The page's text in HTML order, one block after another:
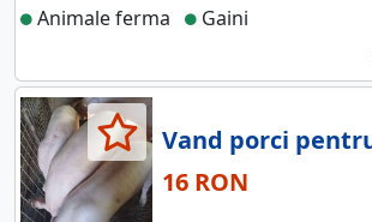
Animale ferma
Gaini
Vand porci
16 RON